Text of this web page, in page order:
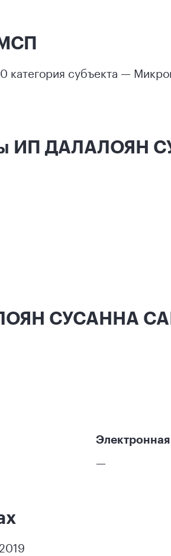
категория субъекта —
ИП ДАЛАЛОЯН
СУСАННА
Электронная
—